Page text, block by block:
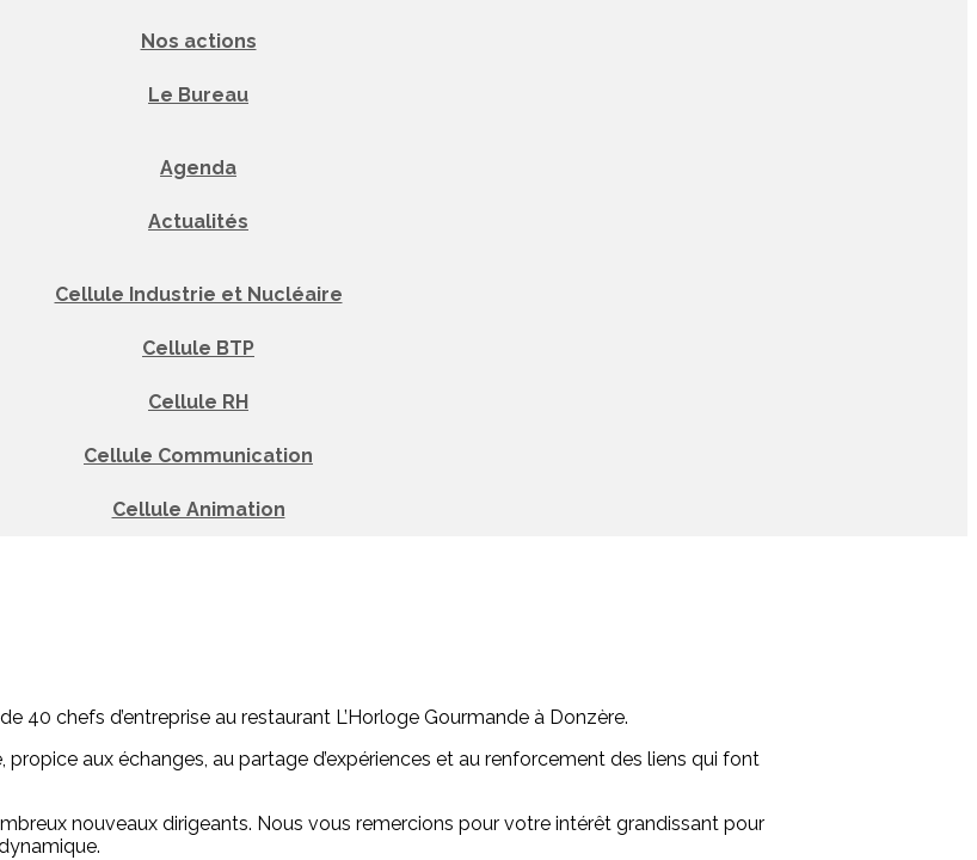
Nos actions
Le Bureau
Agenda
Actualités
Cellule Industrie et Nucléaire
Cellule BTP
Cellule RH
Cellule Communication
Cellule Animation
40 chefs d’entreprise au restaurant L’Horloge Gourmande à Donzère.
aux échanges, au partage d’expériences et au renforcement des liens qui font
nouveaux dirigeants. Nous vous remercions pour votre intérêt grandissant pour